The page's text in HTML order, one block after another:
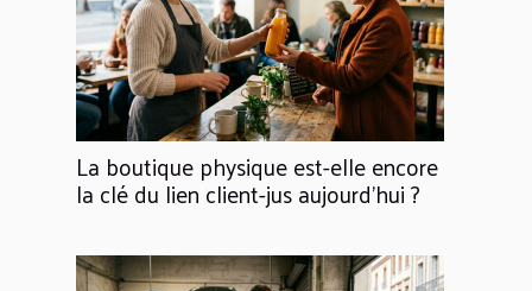
La boutique physique est-elle encore
la clé du lien client-jus aujourd'hui ?